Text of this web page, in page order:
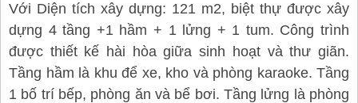
Với Diện tích xây dựng: 121 m2, biệt thự được xây
dựng 4 tầng +1 hầm + 1 lửng + 1 tum. Công trình
được thiết kế hài hòa giữa sinh hoạt và thư giãn.
Tầng hầm là khu để xe, kho và phòng karaoke. Tầng
1 bố trí bếp, phòng ăn và bể bơi. Tầng lửng là phòng